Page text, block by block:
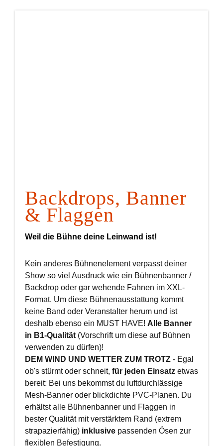
Backdrops, Banner
& Flaggen
Weil die Bühne deine Leinwand ist!
Kein anderes Bühnenelement verpasst deiner
Show so viel Ausdruck wie ein Bühnenbanner /
Backdrop oder gar wehende Fahnen im XXL-
Format. Um diese Bühnenausstattung kommt
keine Band oder Veranstalter herum und ist
deshalb ebenso ein MUST HAVE! Alle Banner
in B1-Qualität (Vorschrift um diese auf Bühnen
verwenden zu dürfen)!
DEM WIND UND WETTER ZUM TROTZ - Egal
ob's stürmt oder schneit, für jeden Einsatz etwas
bereit: Bei uns bekommst du luftdurchlässige
Mesh-Banner oder blickdichte PVC-Planen. Du
erhältst alle Bühnenbanner und Flaggen in
bester Qualität mit verstärktem Rand (extrem
strapazierfähig) inklusive passenden Ösen zur
flexiblen Befestigung.